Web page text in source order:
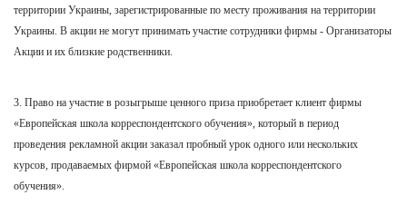
территории Украины, зарегистрированные по месту проживания на территории
Украины. В акции не могут принимать участие сотрудники фирмы - Организаторы
Акции и их близкие родственники.
3. Право на участие в розыгрыше ценного приза приобретает клиент фирмы
«Европейская школа корреспондентского обучения», который в период
проведения рекламной акции заказал пробный урок одного или нескольких
курсов, продаваемых фирмой «Европейская школа корреспондентского
обучения».